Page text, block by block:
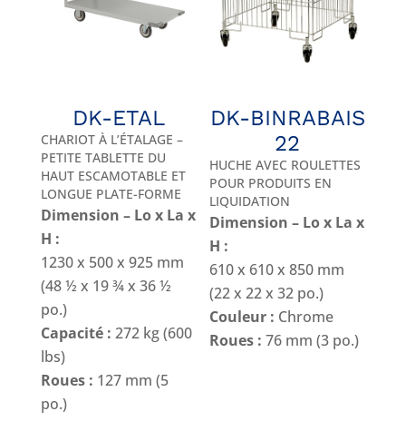
DK-ETAL
CHARIOT À L’ÉTALAGE –
PETITE TABLETTE DU
HAUT ESCAMOTABLE ET
LONGUE PLATE-FORME
Dimension – Lo x La x
H :
1230 x 500 x 925 mm
(48 ½ x 19 ¾ x 36 ½
po.)
Capacité : 272 kg (600
lbs)
Roues : 127 mm (5
po.)
DK-BINRABAIS
22
HUCHE AVEC ROULETTES
POUR PRODUITS EN
LIQUIDATION
Dimension – Lo x La x
H :
610 x 610 x 850 mm
(22 x 22 x 32 po.)
Couleur : Chrome
Roues : 76 mm (3 po.)